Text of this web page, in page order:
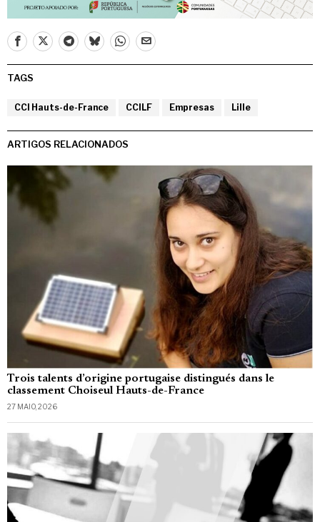
TAGS
CCI Hauts-de-France CCILF Empresas Lille
ARTIGOS RELACIONADOS
Trois talents d’origine portugaise distingués dans le
classement Choiseul Hauts-de-France
27 MAIO, 2026